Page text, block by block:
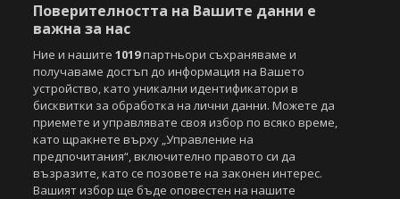
Android
Powered by:
Поверителността на Вашите данни е
важна за нас
Ние и нашите1019партньори съхраняваме и
получаваме достъп до информация на Вашето
устройство, като уникални идентификатори в
бисквитки за обработка на лични данни. Можете да
приемете и управлявате своя избор по всяко време,
като щракнете върху „Управление на
предпочитания“, включително правото си да
възразите, като се позовете на законен интерес.
Вашият избор ще бъде оповестен на нашите